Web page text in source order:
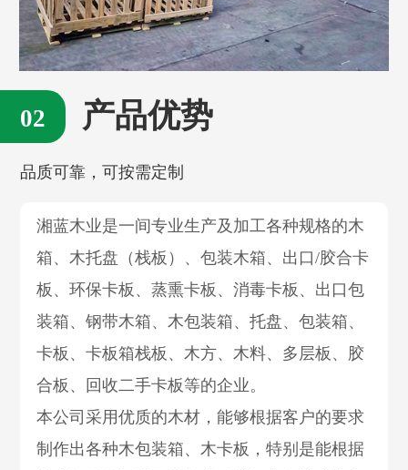
产品优势
品质可靠，可按需定制
湘蓝木业是一间专业生产及加工各种规格的木
箱、木托盘（栈板）、包装木箱、出口/胶合卡
板、环保卡板、蒸熏卡板、消毒卡板、出口包
装箱、钢带木箱、木包装箱、托盘、包装箱、
卡板、卡板箱栈板、木方、木料、多层板、胶
合板、回收二手卡板等的企业。
本公司采用优质的木材，能够根据客户的要求
制作出各种木包装箱、木卡板，特别是能根据